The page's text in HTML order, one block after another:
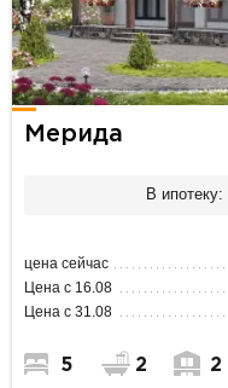
Мерида
В ипотеку:
цена сейчас
Цена с 16.08
Цена с 31.08
5 2 2